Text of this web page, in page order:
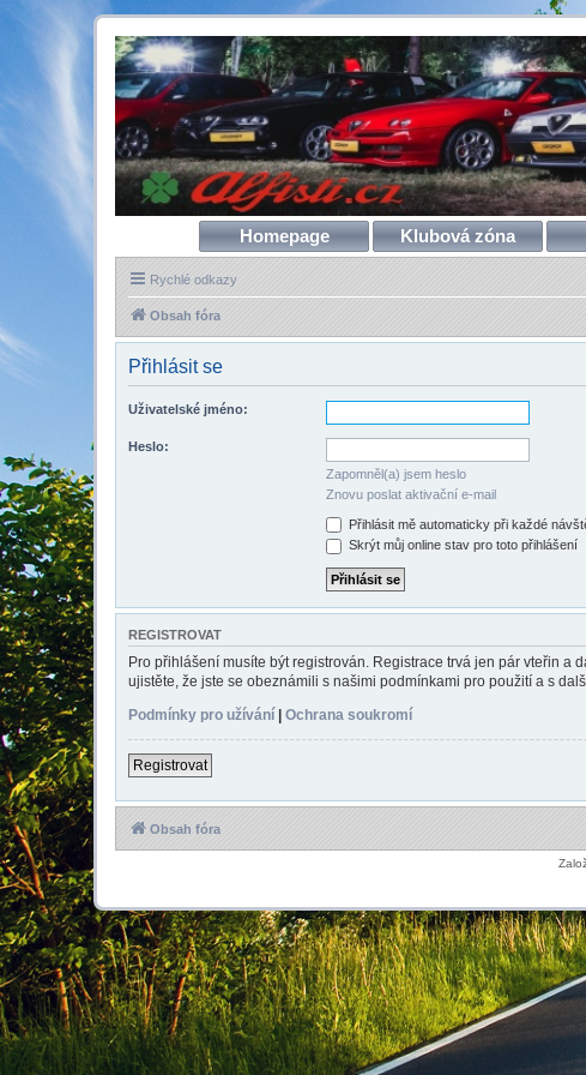
Homepage Klubová zóna
Rychlé odkazy
Obsah fóra
Přihlásit se
Uživatelské jméno:
Heslo:
Zapomněl(a) jsem heslo
Znovu poslat aktivační e-mail
Přihlásit mě automaticky při každé
Skrýt můj online stav pro toto přihlášení
REGISTROVAT
Pro přihlášení musíte být registrován. Registrace trvá jen pár vteřin a
ujistěte, že jste se obeznámili s našimi podmínkami pro použití a s
Podmínky pro užívání
Ochrana soukromí
Registrovat
Obsah fóra